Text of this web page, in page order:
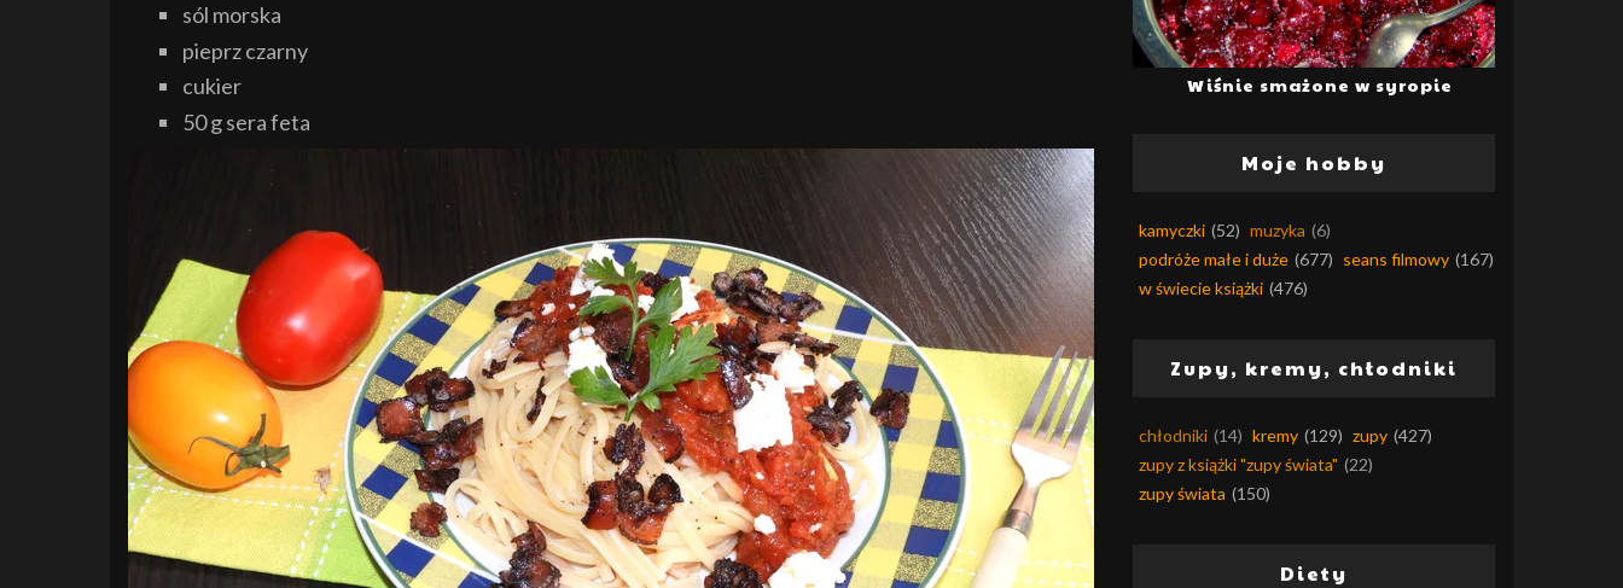
sól morska
pieprz czarny
cukier
50 g sera feta
Wiśnie smażone w syropie
Moje hobby
kamyczki (52) muzyka (6)
podróże małe i duże (677) seans filmowy (167)
w świecie książki (476)
Zupy, kremy, chłodniki
chłodniki (14) kremy (129) zupy (427)
zupy z książki "zupy świata" (22)
zupy świata (150)
Diety